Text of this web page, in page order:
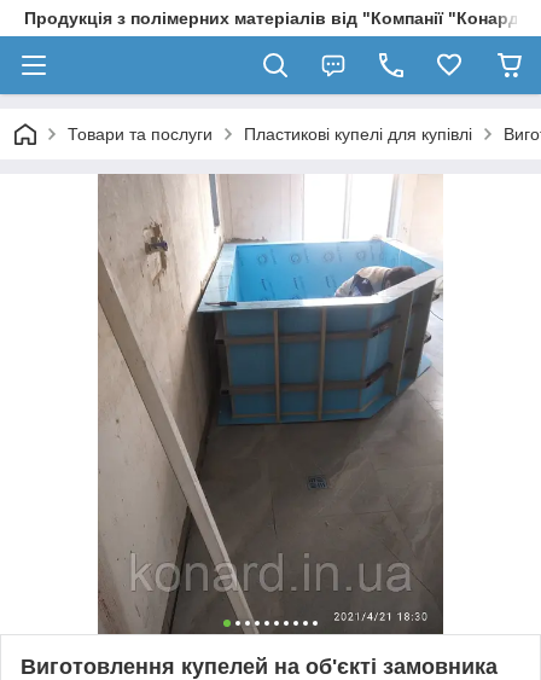
Продукція з полімерних матеріалів від "Компанії
Товари та послуги Пластикові купелі для купівлі
Виготовлення купелей на об'єкті замовника